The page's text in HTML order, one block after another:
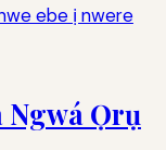
ebe ị nwere
Ngwá Ọrụ